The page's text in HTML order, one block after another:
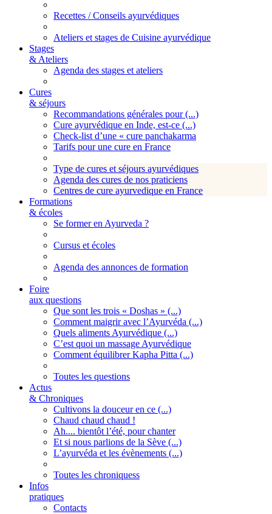
Recettes / Conseils ayurvédiques
Ateliers et stages de Cuisine ayurvédique
Stages
& Ateliers
Agenda des stages et ateliers
Cures
& séjours
Recommandations générales pour (...)
Cure ayurvédique en Inde, est-ce (...)
Check-list d’une « cure panchakarma
Tarifs pour une cure en France
Type de cures et séjours ayurvédiques
Agenda des cures de nos praticiens
Centres de cure ayurvedique en France
Formations
& écoles
Se former en Ayurveda ?
Cursus et écoles
Agenda des annonces de formation
Foire
aux questions
Que sont les trois « Doshas » (...)
Comment maigrir avec l’Ayurvéda (...)
Quels aliments Ayurvédique (...)
C’est quoi un massage Ayurvédique
Comment équilibrer Kapha Pitta (...)
Toutes les questions
Actus
& Chroniques
Cultivons la douceur en ce (...)
Chaud chaud chaud !
Ah.... bientôt l’été, pour chanter
Et si nous parlions de la Sève (...)
L’ayurvéda et les évènements (...)
Toutes les chroniquess
Infos
pratiques
Contacts